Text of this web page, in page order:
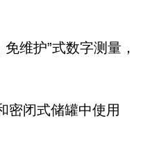
维护”式数字测量，
密闭式储罐中使用